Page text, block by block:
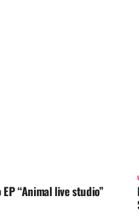
“Animal live studio”